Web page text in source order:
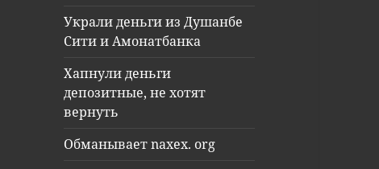
Украли деньги из Душанбе
Сити и Амонатбанка
Хапнули деньги
депозитные, не хотят
вернуть
Обманывает naxex. org